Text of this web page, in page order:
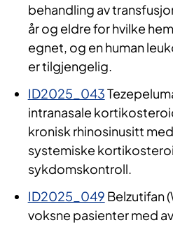
behandling av
år og eldre for hvilke
egnet, og en human
er tilgjengelig.
ID2025_043
intranasale
kronisk rhinosinusitt
systemiske
sykdomskontroll.
ID2025_049 Belzutifan
voksne pasienter med